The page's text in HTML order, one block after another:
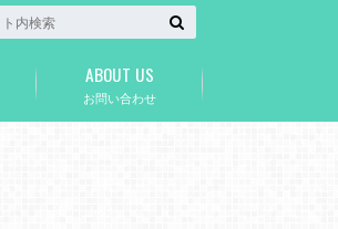
お問い合わせ
ABOUT US